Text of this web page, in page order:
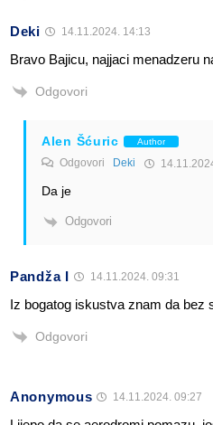
Deki 14.11.2024. 14:13
Bravo Bajicu, najjaci menadzeru
Odgovori
Alen Šćuric Author
Odgovori Deki
Da je
Odgovori
Pandža I 14.11.2024. 09:31
Iz bogatog iskustva znam da bez
Odgovori
Anonymous 14.11.2024. 09:27